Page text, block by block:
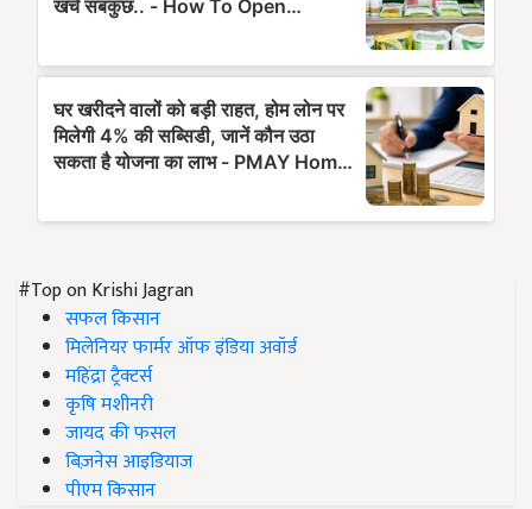
#Top on Krishi Jagran
सफल किसान
मिलेनियर फार्मर ऑफ इंडिया अवॉर्ड
महिंद्रा ट्रैक्टर्स
कृषि मशीनरी
जायद की फसल
बिज़नेस आइडियाज
पीएम किसान